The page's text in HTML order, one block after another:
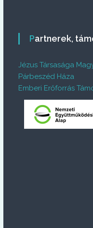
Partnerek,
Jézus Társasága
Párbeszéd Háza
Emberi Erőforrás